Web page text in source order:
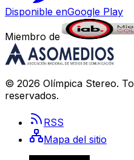
Disponible enGoogle Play
Miembro de
© 2026 Olímpica Stereo.
reservados.
RSS
Mapa del sitio